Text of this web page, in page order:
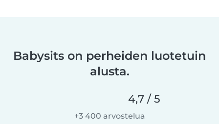
Babysits on perheiden luotetuin
alusta.
4,7 / 5
+3 400 arvostelua